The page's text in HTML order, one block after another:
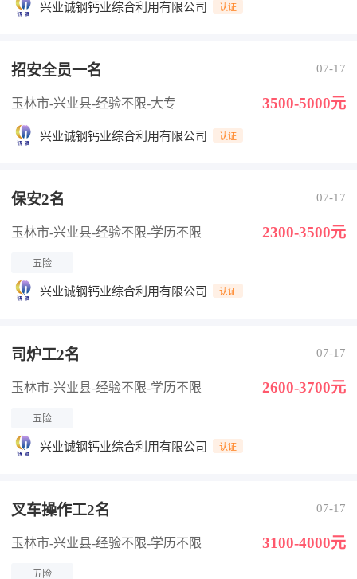
兴业诚钢钙业综合利用有限公司 认证
招安全员一名 07-17
玉林市-兴业县-经验不限-大专 3500-5000元
兴业诚钢钙业综合利用有限公司 认证
保安2名 07-17
玉林市-兴业县-经验不限-学历不限 2300-3500元
五险
兴业诚钢钙业综合利用有限公司 认证
司炉工2名 07-17
玉林市-兴业县-经验不限-学历不限 2600-3700元
五险
兴业诚钢钙业综合利用有限公司 认证
叉车操作工2名 07-17
玉林市-兴业县-经验不限-学历不限 3100-4000元
五险